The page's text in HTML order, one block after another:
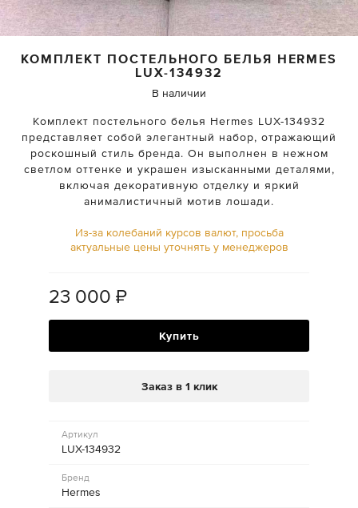
КОМПЛЕКТ ПОСТЕЛЬНОГО БЕЛЬЯ HERMES
LUX-134932
В наличии
Комплект постельного белья Hermes LUX-134932
представляет собой элегантный набор, отражающий
роскошный стиль бренда. Он выполнен в нежном
светлом оттенке и украшен изысканными деталями,
включая декоративную отделку и яркий
анималистичный мотив лошади.
Из-за колебаний курсов валют, просьба
актуальные цены уточнять у менеджеров
23 000 ₽
Купить
Заказ в 1 клик
Артикул
LUX-134932
Бренд
Hermes